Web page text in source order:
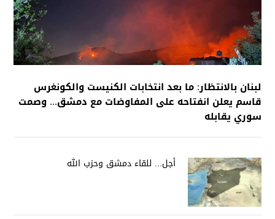
لبنان بالانتظار: ما بعد انتخابات الكنيست والكونغرس
قاسم يعلن انفتاحه على المفاوضات مع دمشق... وصمت
سوري يقابله
أجل... للقاء دمشق وحزب الله